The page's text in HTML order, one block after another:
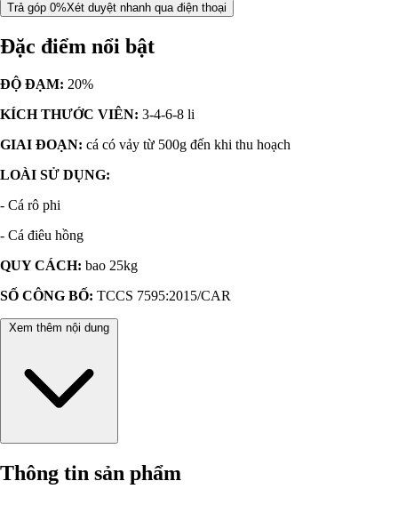
Trả góp 0%Xét duyệt nhanh qua điện thoại
Đặc điểm nổi bật
ĐỘ ĐẠM: 20%
KÍCH THƯỚC VIÊN: 3-4-6-8 li
GIAI ĐOẠN: cá có vảy từ 500g đến khi thu hoạch
LOÀI SỬ DỤNG:
- Cá rô phi
- Cá điêu hồng
QUY CÁCH: bao 25kg
SỐ CÔNG BỐ: TCCS 7595:2015/CAR
Xem thêm nội dung
Thông tin sản phẩm